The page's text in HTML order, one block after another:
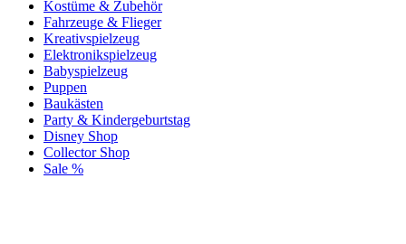
Kostüme & Zubehör
Fahrzeuge & Flieger
Kreativspielzeug
Elektronikspielzeug
Babyspielzeug
Puppen
Baukästen
Party & Kindergeburtstag
Disney Shop
Collector Shop
Sale %